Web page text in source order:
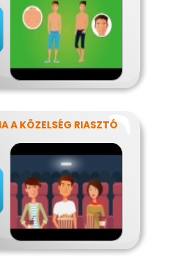
A KÖZELSÉG RIASZTÓ